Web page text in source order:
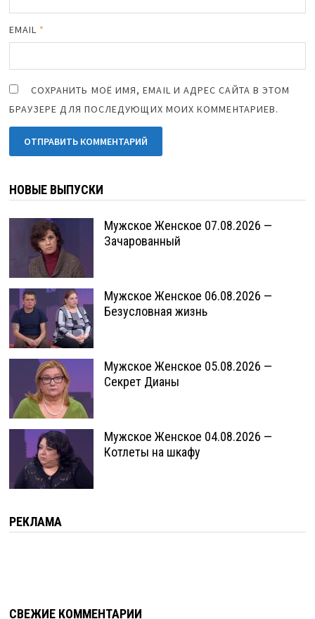
EMAIL *
СОХРАНИТЬ МОЁ ИМЯ, EMAIL И АДРЕС САЙТА В ЭТОМ
БРАУЗЕРЕ ДЛЯ ПОСЛЕДУЮЩИХ МОИХ КОММЕНТАРИЕВ.
НОВЫЕ ВЫПУСКИ
Мужское Женское 07.08.2026 —
Зачарованный
Мужское Женское 06.08.2026 —
Безусловная жизнь
Мужское Женское 05.08.2026 —
Секрет Дианы
Мужское Женское 04.08.2026 —
Котлеты на шкафу
РЕКЛАМА
СВЕЖИЕ КОММЕНТАРИИ